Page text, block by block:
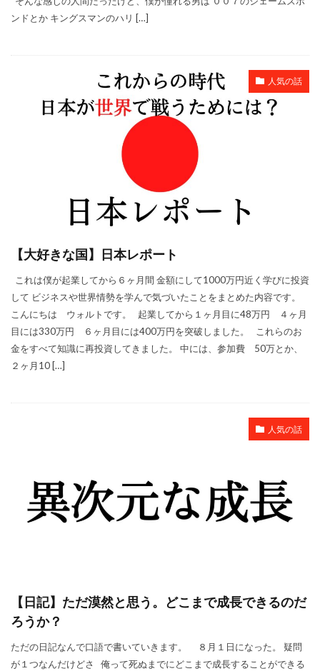
ンドとか キングスマンのハリ […]
人気の話
【大好きな国】日本レポート
これは僕が起業してから６ヶ月間 金額にして1000万円近く学びに投資
して ビジネスや世界情勢を学んで気づいたことをまとめた内容です。
こんにちは ウォルトです。 起業してから１ヶ月目に48万円 ４ヶ月
目には330万円 ６ヶ月目には400万円を突破しました。 これらのお
金をすべて知識に再投資してきました。 中には、参加費 50万とか、
２ヶ月10 […]
人気の話
【日記】ただ漠然と思う。どこまで成長できるのだ
ろうか？
ただの日記なんで口語で書いていきます。 ８月１日になった。 疑問
が１つなんだけどさ 俺って死ぬまでにどこまで成長することができる